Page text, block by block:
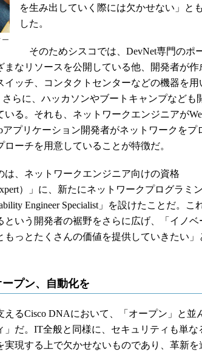
ー
を生み出していく際には欠かせない」と
した。
そのためシスコでは、DevNet専門のポ
まなリソースを公開している他、開発者が作
ッチ、コンタクトセンターなどの機器を用
さらに、ハッカソンやブートキャンプなども
る。それも、ネットワークエンジニアが
プリケーション開発者がネットワークをプ
ーチを用意していることが特徴だ。
、ネットワークエンジニア向けの資格
）」に、新たにネットワークプログラミ
Engineer Specialist」を設けたことだ。こ
いう開発者の裾野をさらに広げ、「イノベ
っとたくさんの価値を提供していきたい」
プン、自動化を
るCisco DNAにおいて、「オープン」と並
だ。IT全般と同様に、セキュリティも単な
現する上で欠かせないものであり、革新を